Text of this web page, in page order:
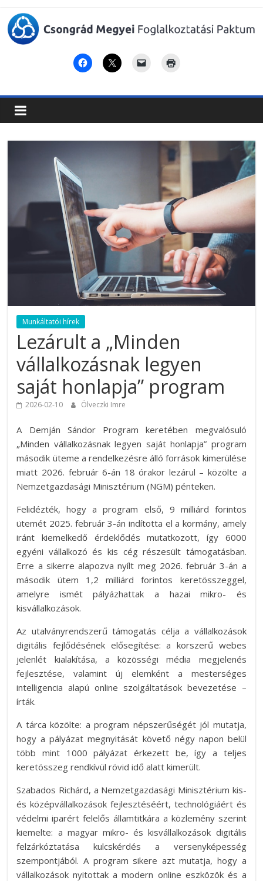
Csongrád
Megyei
Foglalkoztatási
Paktum
Munkáltatói hírek
Lezárult a „Minden
vállalkozásnak legyen
saját honlapja” program
2026-02-10 Ölveczki Imre
A Demján Sándor Program keretében megvalósuló
„Minden vállalkozásnak legyen saját honlapja” program
második üteme a rendelkezésre álló források kimerülése
miatt 2026. február 6-án 18 órakor lezárul – közölte a
Nemzetgazdasági Minisztérium (NGM) pénteken.
Felidézték, hogy a program első, 9 milliárd forintos
ütemét 2025. február 3-án indította el a kormány, amely
iránt kiemelkedő érdeklődés mutatkozott, így 6000
egyéni vállalkozó és kis cég részesült támogatásban.
Erre a sikerre alapozva nyílt meg 2026. február 3-án a
második ütem 1,2 milliárd forintos keretösszeggel,
amelyre ismét pályázhattak a hazai mikro- és
kisvállalkozások.
Az utalványrendszerű támogatás célja a vállalkozások
digitális fejlődésének elősegítése: a korszerű webes
jelenlét kialakítása, a közösségi média megjelenés
fejlesztése, valamint új elemként a mesterséges
intelligencia alapú online szolgáltatások bevezetése –
írták.
A tárca közölte: a program népszerűségét jól mutatja,
hogy a pályázat megnyitását követő négy napon belül
több mint 1000 pályázat érkezett be, így a teljes
keretösszeg rendkívül rövid idő alatt kimerült.
Szabados Richárd, a Nemzetgazdasági Minisztérium kis-
és középvállalkozások fejlesztéséért, technológiáért és
védelmi iparért felelős államtitkára a közlemény szerint
kiemelte: a magyar mikro- és kisvállalkozások digitális
felzárkóztatása kulcskérdés a versenyképesség
szempontjából. A program sikere azt mutatja, hogy a
vállalkozások nyitottak a modern online eszközök és a